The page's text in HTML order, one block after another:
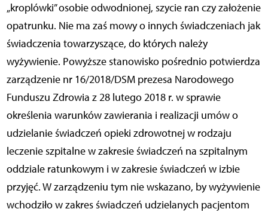
„kroplówki” osobie odwodnionej, szycie ran czy założenie
opatrunku. Nie ma zaś mowy o innych świadczeniach jak
świadczenia towarzyszące, do których należy
wyżywienie. Powyższe stanowisko pośrednio potwierdza
zarządzenie nr 16/2018/DSM prezesa Narodowego
Funduszu Zdrowia z 28 lutego 2018 r. w sprawie
określenia warunków zawierania i realizacji umów o
udzielanie świadczeń opieki zdrowotnej w rodzaju
leczenie szpitalne w zakresie świadczeń na szpitalnym
oddziale ratunkowym i w zakresie świadczeń w izbie
przyjęć. W zarządzeniu tym nie wskazano, by wyżywienie
wchodziło w zakres świadczeń udzielanych pacjentom